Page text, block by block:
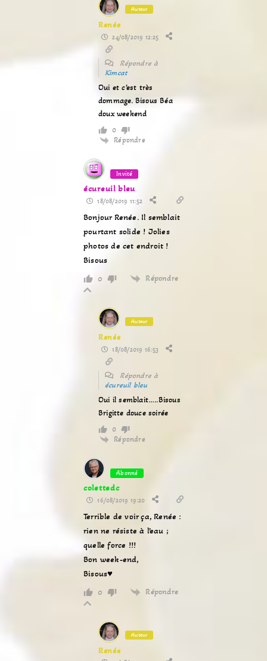
Auteur
Renée
24/08/2019 12:25
Répondre à
Kimcat
Oui et c’est très
dommage. Bisous Béa
doux weekend
0
Répondre
Invité
écureuil bleu
18/08/2019 11:52
Bonjour Renée. Il semblait
pourtant solide ! Jolies
photos de cet endroit !
Bisous
0 Répondre
Auteur
Renée
18/08/2019 16:53
Répondre à
écureuil bleu
Oui il semblait…..Bisous
Brigitte douce soirée
0
Répondre
Abonné
colettedc
16/08/2019 19:20
Terrible de voir ça, Renée :
rien ne résiste à l’eau ;
quelle force !!!
Bon week-end,
Bisous♥
0 Répondre
Auteur
Renée